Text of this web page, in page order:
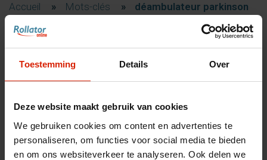
Toestemming Details Over
Deze website maakt gebruik van cookies
We gebruiken cookies om content en advertenties te
personaliseren, om functies voor social media te bieden
en om ons websiteverkeer te analyseren. Ook delen we
Chariots de courses
Aide de salle de bain
Accessoires
Pièces de rechange
Blogs
Contact
nl
fr es
Accueil » Mots-clés » déambulateur parkinson
Filtrage
Produits associés au mot-
clé déambulateur parkinson